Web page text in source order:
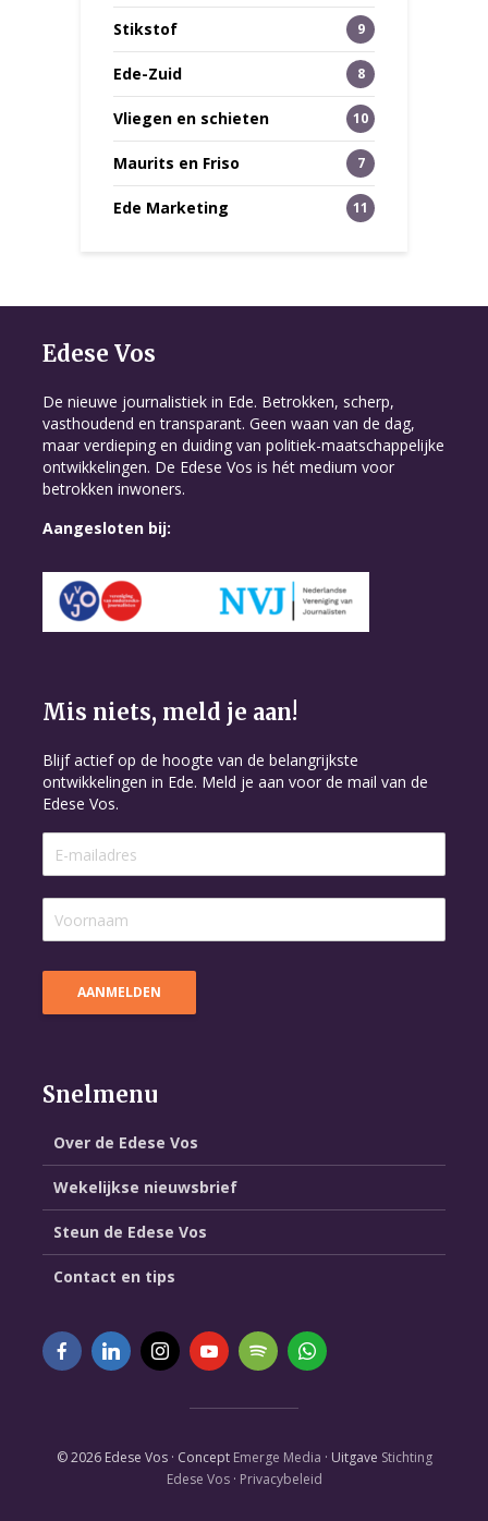
Stikstof 9
Ede-Zuid 8
Vliegen en schieten 10
Maurits en Friso 7
Ede Marketing 11
Edese Vos
De nieuwe journalistiek in Ede. Betrokken, scherp,
vasthoudend en transparant. Geen waan van de dag,
maar verdieping en duiding van politiek-maatschappelijke
ontwikkelingen. De Edese Vos is hét medium voor
betrokken inwoners.
Aangesloten bij:
Mis niets, meld je aan!
Blijf actief op de hoogte van de belangrijkste
ontwikkelingen in Ede. Meld je aan voor de mail van de
Edese Vos.
Snelmenu
Over de Edese Vos
Wekelijkse nieuwsbrief
Steun de Edese Vos
Contact en tips
© 2026 Edese Vos · Concept Emerge Media · Uitgave Stichting
Edese Vos· Privacybeleid